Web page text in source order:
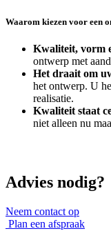
Waarom kiezen voor een
Kwaliteit, vorm
ontwerp met
Het draait om
het ontwerp. U
realisatie.
Kwaliteit staat
niet alleen nu
Advies nodig?
Neem contact op
Plan een afspraak